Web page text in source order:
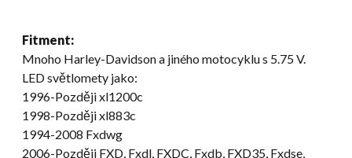
Fitment:
Mnoho Harley-Davidson a jiného motocyklu s 5.75 V.
LED světlomety jako:
1996-Později xl1200c
1998-Později xl883c
1994-2008 Fxdwg
2006-Později FXD, Fxdl, FXDC, Fxdb, FXD35, Fxdse,